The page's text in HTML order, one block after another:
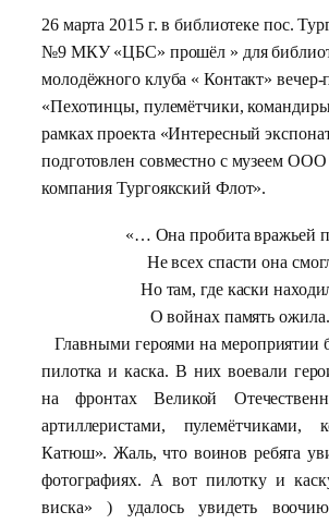
26 марта 2015 г. в библиотеке пос.
№9 МКУ «ЦБС» прошёл » для
молодёжного клуба « Контакт» вечер-
«Пехотинцы, пулемётчики,
рамках проекта «Интересный
подготовлен совместно с музеем ООО
компания Тургоякский Флот».
«… Она пробита вражьей
Не всех спасти она
Но там, где каски
О войнах память
Главными героями на мероприятии
пилотка и каска. В них воевали
на фронтах Великой
артиллеристами, пулемётчиками,
Катюш». Жаль, что воинов ребята
фотографиях. А вот пилотку и
виска» ) удалось увидеть